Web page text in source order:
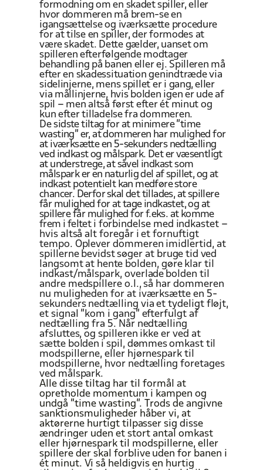
formodning om en skadetspiller, eller
hvor dommeren må brem-se en
igangsættelse og iværksætte procedure
for at tilse en spiller, der formodes at
væreskadet. Dette gælder, uanset om
spilleren efterfølgende modtager
behandling på banen eller ej. Spilleren må
efter en skadessituation genindtræde via
sidelinjerne, mens spillet er i gang, eller
via mållinjerne, hvis bolden igen er ude af
spil – men altså først efter ét minut og
kun efter tilladelse fra dommeren.
Desidste tiltag for at minimere ”time
wasting” er, at dommeren har mulighed for
at iværksætte en 5-sekunders nedtælling
ved indkast og målspark. Det er væsentligt
at understrege, at såvel indkast som
målspark er en naturligdel af spillet, og at
indkast potentielt kan medførestore
chancer. Derforskal det tillades, at spillere
får mulighed for at tage indkastet, og at
spillere får mulighed for f.eks. at komme
frem i feltet i forbindelse med indkastet –
hvis altså alt foregår i et fornuftigt
tempo. Oplever dommeren imidlertid, at
spillerne bevidst søger at bruge tid ved
langsomt at hente bolden, gøre klar til
indkast/målspark, overlade bolden til
andre medspillere o.l., så har dommeren
nu muligheden for at iværksætte en 5-
sekunders nedtælling via et tydeligt fløjt,
et signal ”kom i gang” efterfulgt af
nedtælling fra 5. Når nedtælling
afsluttes, og spilleren ikke er ved at
sætte bolden i spil, dømmesomkast til
modspillerne, eller hjørnespark til
modspillerne, hvor nedtælling foretages
ved målspark.
Alle disse tiltag har til formål at
opretholde momentum i kampen og
undgå ”time wasting”. Trods de angivne
sanktionsmuligheder håber vi, at
aktørerne hurtigttilpasser sig disse
ændringer uden et stort antal omkast
eller hjørnespark til modspillerne, eller
spillere der skal forblive uden for banen i
ét minut. Vi så heldigvis en hurtig